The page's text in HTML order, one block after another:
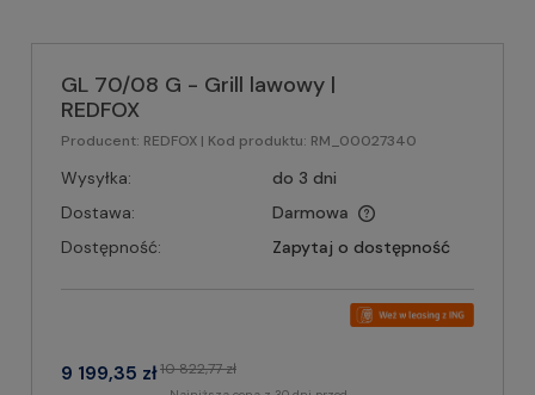
GL 70/08 G - Grill lawowy |
REDFOX
Producent: REDFOX | Kod produktu: RM_00027340
Wysyłka:
do 3 dni
Dostawa:
Darmowa
Dostępność:
Zapytaj o dostępność
9 199,35 zł10 822,77 zł